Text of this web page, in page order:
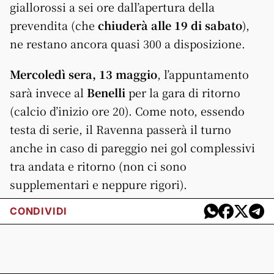
giallorossi a sei ore dall’apertura della
prevendita (che chiuderà alle 19 di sabato),
ne restano ancora quasi 300 a disposizione.
Mercoledì sera, 13 maggio, l’appuntamento
sarà invece al Benelli per la gara di ritorno
(calcio d’inizio ore 20). Come noto, essendo
testa di serie, il Ravenna passerà il turno
anche in caso di pareggio nei gol complessivi
tra andata e ritorno (non ci sono
supplementari e neppure rigori).
CONDIVIDI